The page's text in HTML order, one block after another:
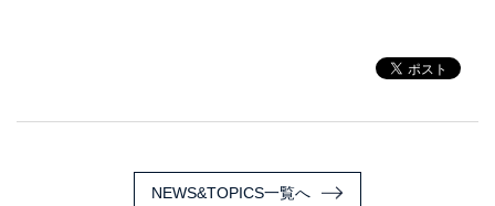
NEWS&TOPICS一覧へ